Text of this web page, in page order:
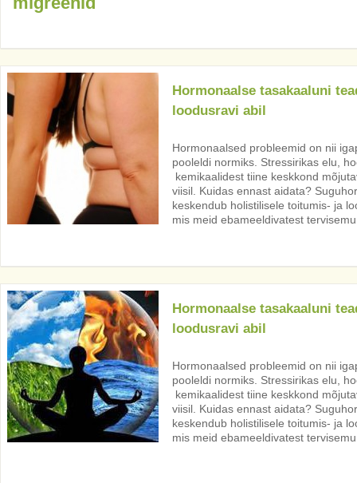
Hormonaalse tasakaaluni
loodusravi abil
Hormonaalsed probleemid on nii
pooleldi normiks. Stressirikas elu,
kemikaalidest tiine keskkond
viisil. Kuidas ennast aidata?
keskendub holistilisele toitumis- ja
mis meid ebameeldivatest
Hormonaalse tasakaaluni
loodusravi abil
Hormonaalsed probleemid on nii
pooleldi normiks. Stressirikas elu,
kemikaalidest tiine keskkond
viisil. Kuidas ennast aidata?
keskendub holistilisele toitumis- ja
mis meid ebameeldivatest